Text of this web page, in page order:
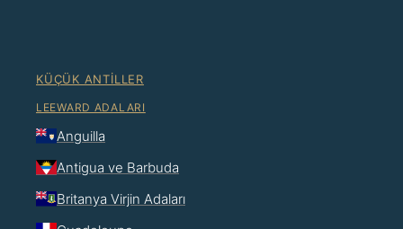
KÜÇÜK ANTILLER
LEEWARD ADALARI
Anguilla
Antigua ve Barbuda
Britanya Virjin Adaları